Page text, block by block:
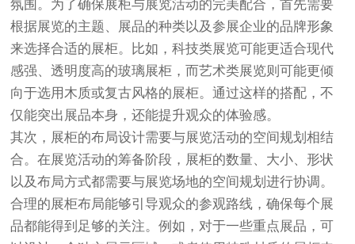
氛围。为了确保展柜与展览活动的完美配合，首先需要
根据展览的主题、展品的种类以及参展企业的品牌形象
来选择合适的展柜。比如，科技类展览可能更适合现代
感强、透明度高的玻璃展柜，而艺术类展览则可能更倾
向于选用木质或复古风格的展柜。通过这样的搭配，不
仅能突出展品本身，还能提升观众的体验感。
其次，展柜的布局设计需要与展览活动的空间规划相结
合。在展览活动的筹备阶段，展柜的数量、大小、形状
以及布局方式都需要与展览场地的空间规划进行协调。
合理的展柜布局能够引导观众的参观路线，确保每个展
品都能得到足够的关注。例如，对于一些重点展品，可